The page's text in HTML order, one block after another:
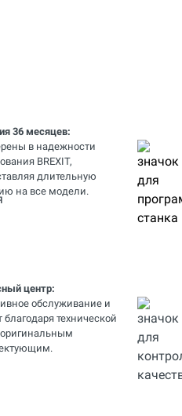
36 месяцев:
в надежности
BREXIT,
длительную
на все модели.
центр:
обслуживание и
благодаря технической